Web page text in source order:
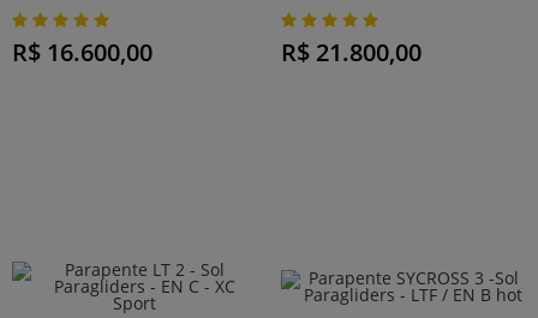
R$ 16.600,00 R$ 21.800,00